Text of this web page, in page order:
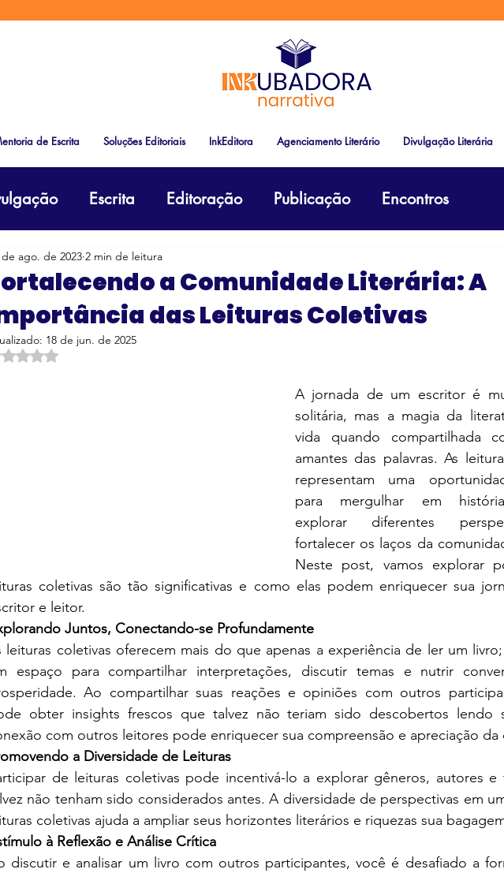
de Escrita Soluções Editoriais InkEditora Agenciamento Literário Divulgação Literária
Escrita Editoração Publicação Encontros
a Comunidade Literária: A
das Leituras Coletivas
de ago. de 2023 2 min de leitura
18 de jun. de 2025
Avaliado com NaN de 5 estrelas.
A jornada de um escritor é
solitária, mas a magia da
vida quando compartilhada
amantes das palavras. As
representam uma
para mergulhar em
explorar diferentes
fortalecer os laços da
Neste post, vamos explorar
coletivas são tão significativas e como elas podem enriquecer sua
e leitor.
Juntos, Conectando-se Profundamente
leituras coletivas oferecem mais do que apenas a experiência de ler um
espaço para compartilhar interpretações, discutir temas e nutrir
Ao compartilhar suas reações e opiniões com outros
obter insights frescos que talvez não teriam sido descobertos lendo
com outros leitores pode enriquecer sua compreensão e apreciação da
a Diversidade de Leituras
de leituras coletivas pode incentivá-lo a explorar gêneros, autores e
não tenham sido considerados antes. A diversidade de perspectivas em
coletivas ajuda a ampliar seus horizontes literários e riquezas sua
à Reflexão e Análise Crítica
discutir e analisar um livro com outros participantes, você é desafiado a